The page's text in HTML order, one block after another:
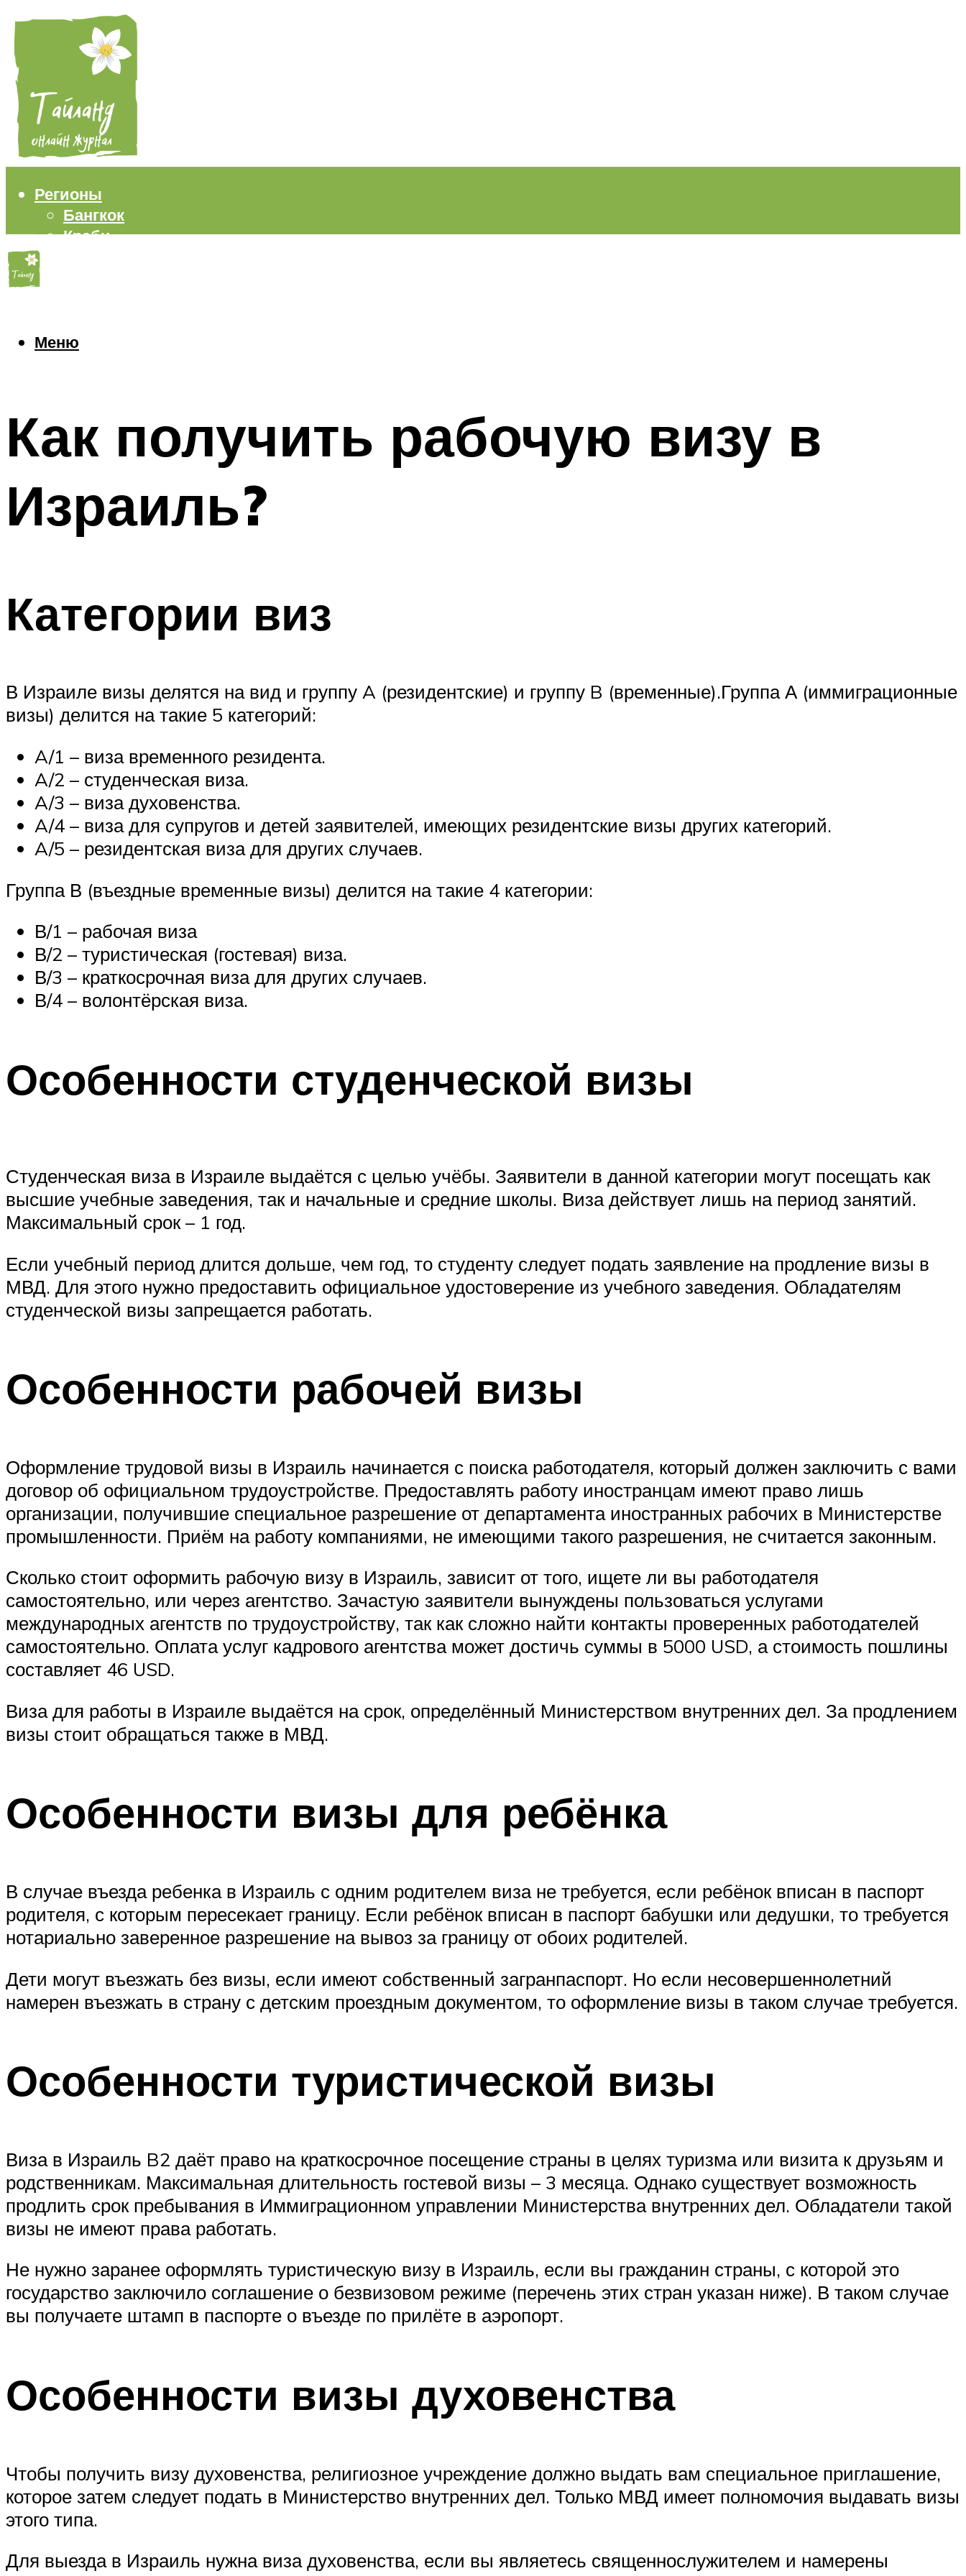
Регионы
Бангкок
Краби
Еда
Меню
Меню
Как получить рабочую визу в
Израиль?
Категории виз
В Израиле визы делятся на вид и группу A (резидентские) и группу B (временные).Группа А (иммиграционные
визы) делится на такие 5 категорий:
A/1 – виза временного резидента.
A/2 – студенческая виза.
A/3 – виза духовенства.
A/4 – виза для супругов и детей заявителей, имеющих резидентские визы других категорий.
A/5 – резидентская виза для других случаев.
Группа В (въездные временные визы) делится на такие 4 категории:
В/1 – рабочая виза
В/2 – туристическая (гостевая) виза.
В/3 – краткосрочная виза для других случаев.
В/4 – волонтёрская виза.
Особенности студенческой визы
Студенческая виза в Израиле выдаётся с целью учёбы. Заявители в данной категории могут посещать как
высшие учебные заведения, так и начальные и средние школы. Виза действует лишь на период занятий.
Максимальный срок – 1 год.
Если учебный период длится дольше, чем год, то студенту следует подать заявление на продление визы в
МВД. Для этого нужно предоставить официальное удостоверение из учебного заведения. Обладателям
студенческой визы запрещается работать.
Особенности рабочей визы
Оформление трудовой визы в Израиль начинается с поиска работодателя, который должен заключить с вами
договор об официальном трудоустройстве. Предоставлять работу иностранцам имеют право лишь
организации, получившие специальное разрешение от департамента иностранных рабочих в Министерстве
промышленности. Приём на работу компаниями, не имеющими такого разрешения, не считается законным.
Сколько стоит оформить рабочую визу в Израиль, зависит от того, ищете ли вы работодателя
самостоятельно, или через агентство. Зачастую заявители вынуждены пользоваться услугами
международных агентств по трудоустройству, так как сложно найти контакты проверенных работодателей
самостоятельно. Оплата услуг кадрового агентства может достичь суммы в 5000 USD, а стоимость пошлины
составляет 46 USD.
Виза для работы в Израиле выдаётся на срок, определённый Министерством внутренних дел. За продлением
визы стоит обращаться также в МВД.
Особенности визы для ребёнка
В случае въезда ребенка в Израиль с одним родителем виза не требуется, если ребёнок вписан в паспорт
родителя, с которым пересекает границу. Если ребёнок вписан в паспорт бабушки или дедушки, то требуется
нотариально заверенное разрешение на вывоз за границу от обоих родителей.
Дети могут въезжать без визы, если имеют собственный загранпаспорт. Но если несовершеннолетний
намерен въезжать в страну с детским проездным документом, то оформление визы в таком случае требуется.
Особенности туристической визы
Виза в Израиль B2 даёт право на краткосрочное посещение страны в целях туризма или визита к друзьям и
родственникам. Максимальная длительность гостевой визы – 3 месяца. Однако существует возможность
продлить срок пребывания в Иммиграционном управлении Министерства внутренних дел. Обладатели такой
визы не имеют права работать.
Не нужно заранее оформлять туристическую визу в Израиль, если вы гражданин страны, с которой это
государство заключило соглашение о безвизовом режиме (перечень этих стран указан ниже). В таком случае
вы получаете штамп в паспорте о въезде по прилёте в аэропорт.
Особенности визы духовенства
Чтобы получить визу духовенства, религиозное учреждение должно выдать вам специальное приглашение,
которое затем следует подать в Министерство внутренних дел. Только МВД имеет полномочия выдавать визы
этого типа.
Для выезда в Израиль нужна виза духовенства, если вы являетесь священнослужителем и намерены